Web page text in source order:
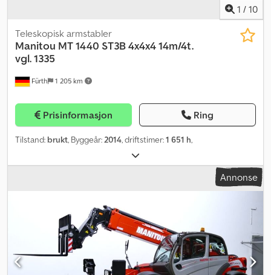
1 / 10
Fürth 1 205 km
Teleskopisk armstabler
Manitou MT 1440 ST3B 4x4x4 14m/4t.
vgl. 1335
Prisinformasjon Ring
Tilstand: brukt, Byggeår:2014, driftstimer:1 651 h,
Annonse